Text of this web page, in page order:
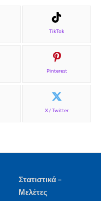
TikTok
Pinterest
X / Twitter
Στατιστικά –
Μελέτες